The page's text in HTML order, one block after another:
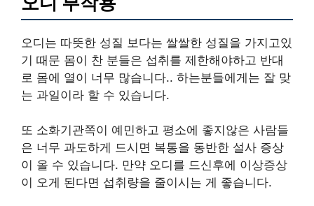
오디는 따뜻한 성질 보다는 쌀쌀한 성질을 가지고있
기 때문 몸이 찬 분들은 섭취를 제한해야하고 반대
로 몸에 열이 너무 많습니다.. 하는분들에게는 잘 맞
는 과일이라 할 수 있습니다.
또 소화기관쪽이 예민하고 평소에 좋지않은 사람들
은 너무 과도하게 드시면 복통을 동반한 설사 증상
이 올 수 있습니다. 만약 오디를 드신후에 이상증상
이 오게 된다면 섭취량을 줄이시는 게 좋습니다.